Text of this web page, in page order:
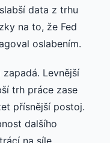
data z trhu
na to, že Fed
oslabením.
Levnější
trh práce zase
přísnější postoj.
dalšího